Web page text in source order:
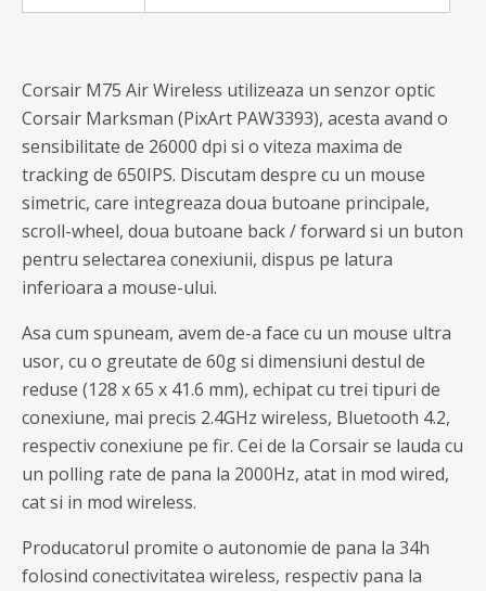
Corsair M75 Air Wireless utilizeaza un senzor optic
Corsair Marksman (PixArt PAW3393), acesta avand o
sensibilitate de 26000 dpi si o viteza maxima de
tracking de 650IPS. Discutam despre cu un mouse
simetric, care integreaza doua butoane principale,
scroll-wheel, doua butoane back / forward si un buton
pentru selectarea conexiunii, dispus pe latura
inferioara a mouse-ului.
Asa cum spuneam, avem de-a face cu un mouse ultra
usor, cu o greutate de 60g si dimensiuni destul de
reduse (128 x 65 x 41.6 mm), echipat cu trei tipuri de
conexiune, mai precis 2.4GHz wireless, Bluetooth 4.2,
respectiv conexiune pe fir. Cei de la Corsair se lauda cu
un polling rate de pana la 2000Hz, atat in mod wired,
cat si in mod wireless.
Producatorul promite o autonomie de pana la 34h
folosind conectivitatea wireless, respectiv pana la